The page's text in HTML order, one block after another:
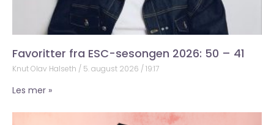
Favoritter fra ESC-sesongen 2026: 50 – 41
Knut Olav Halseth 5. august 2026 19:17
Les mer »